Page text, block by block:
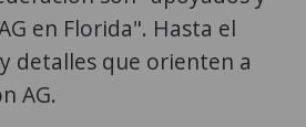
en Florida". Hasta el
detalles que orienten a
AG.